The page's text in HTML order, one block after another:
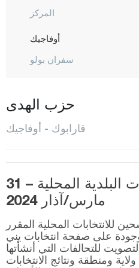
المركز
أوفاجيك
سفران بولو
يورتان
كرامان
كاستاموني
قيصري
كلّس
كيركالي
قرقلر ايلي
حزب الهدى
قارابوك - أوفاجيك
المرشحون للانتخابات البلدية المحلية – 31
مارس/آذار 2024
للانتخابات المحلية المقرر
مارس موجودة على صفحة انتخابات يني
للتحالفات التي أنشأتها
الأحزاب التركية في 81 ولاية ومنطقة ونتائج الانتخابات